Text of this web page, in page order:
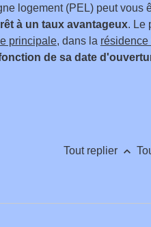
logement (PEL) peut vous
à un taux avantageux. Le
principale, dans la
de sa date
Tout replier keyboard_arrow_up